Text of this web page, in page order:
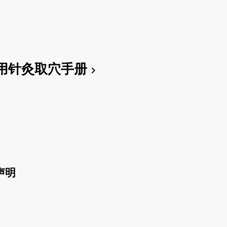
针灸取穴手册chevron_right
明